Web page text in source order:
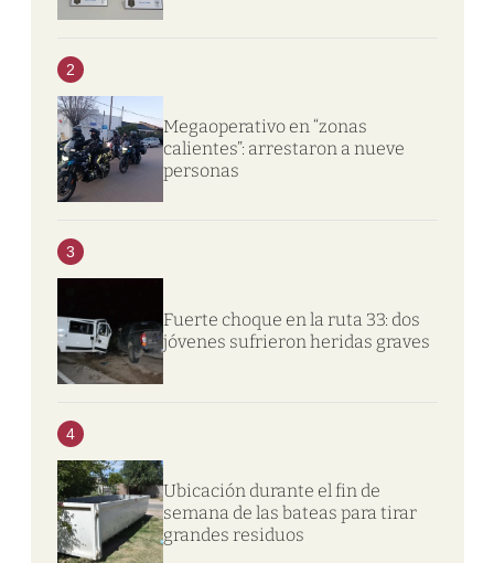
2
Megaoperativo en “zonas
calientes”: arrestaron a nueve
personas
3
Fuerte choque en la ruta 33: dos
jóvenes sufrieron heridas graves
4
Ubicación durante el fin de
semana de las bateas para tirar
grandes residuos